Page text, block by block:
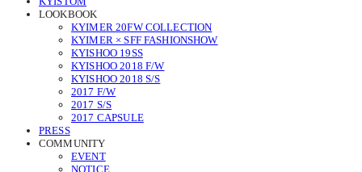
LOOKBOOK
KYIMER 20FW COLLECTION
KYIMER × SFF FASHIONSHOW
KYISHOO 19SS
KYISHOO 2018 F/W
KYISHOO 2018 S/S
2017 F/W
2017 S/S
2017 CAPSULE
PRESS
COMMUNITY
EVENT
NOTICE